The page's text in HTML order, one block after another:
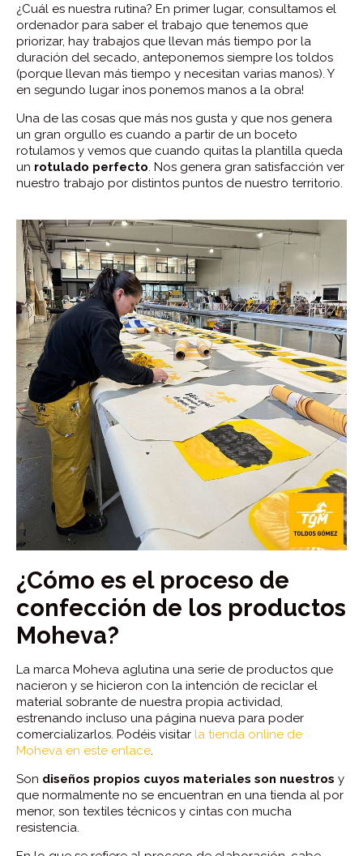
¿Cuál es nuestra rutina? En primer lugar, consultamos el
ordenador para saber el trabajo que tenemos que
priorizar, hay trabajos que llevan más tiempo por la
duración del secado, anteponemos siempre los toldos
(porque llevan más tiempo y necesitan varias manos). Y
en segundo lugar ¡nos ponemos manos a la obra!
Una de las cosas que más nos gusta y que nos genera
un gran orgullo es cuando a partir de un boceto
rotulamos y vemos que cuando quitas la plantilla queda
un rotulado perfecto . Nos genera gran satisfacción ver
nuestro trabajo por distintos puntos de nuestro territorio.
¿Cómo es el proceso de
confección de los productos
Moheva?
La marca Moheva aglutina una serie de productos que
nacieron y se hicieron con la intención de reciclar el
material sobrante de nuestra propia actividad,
estrenando incluso una página nueva para poder
comercializarlos. Podéis visitar la tienda online de
Moheva en este enlace
Son diseños propios cuyos materiales son nuestros y
que normalmente no se encuentran en una tienda al por
menor, son textiles técnicos y cintas con mucha
resistencia.